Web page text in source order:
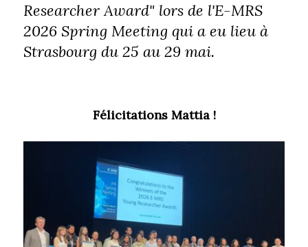
Researcher Award" lors de l'E-MRS
2026 Spring Meeting qui a eu lieu à
Strasbourg du 25 au 29 mai.
Félicitations Mattia !